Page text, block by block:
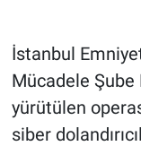
İstanbul
Mücadele
yürütülen
siber